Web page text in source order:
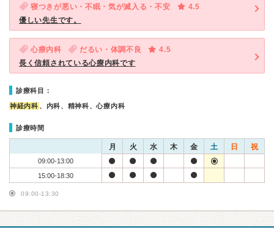
寝つきが悪い・不眠・気が滅入る・不安
4.5
優しい先生です。
心療内科 だるい・体調不良
4.5
長く信頼されている心療内科です
診療科目：
神経内科 、内科、精神科、心療内科
診療時間
月 火 水 木 金 土 日 祝
09:00-13:00
15:00-18:30
09:00-13:30